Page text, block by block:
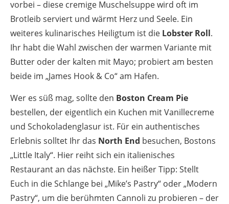
vorbei – diese cremige Muschelsuppe wird oft im
Brotleib serviert und wärmt Herz und Seele. Ein
weiteres kulinarisches Heiligtum ist die Lobster Roll.
Ihr habt die Wahl zwischen der warmen Variante mit
Butter oder der kalten mit Mayo; probiert am besten
beide im „James Hook & Co“ am Hafen.
Wer es süß mag, sollte den Boston Cream Pie
bestellen, der eigentlich ein Kuchen mit Vanillecreme
und Schokoladenglasur ist. Für ein authentisches
Erlebnis solltet Ihr das North End besuchen, Bostons
„Little Italy“. Hier reiht sich ein italienisches
Restaurant an das nächste. Ein heißer Tipp: Stellt
Euch in die Schlange bei „Mike’s Pastry“ oder „Modern
Pastry“, um die berühmten Cannoli zu probieren – der